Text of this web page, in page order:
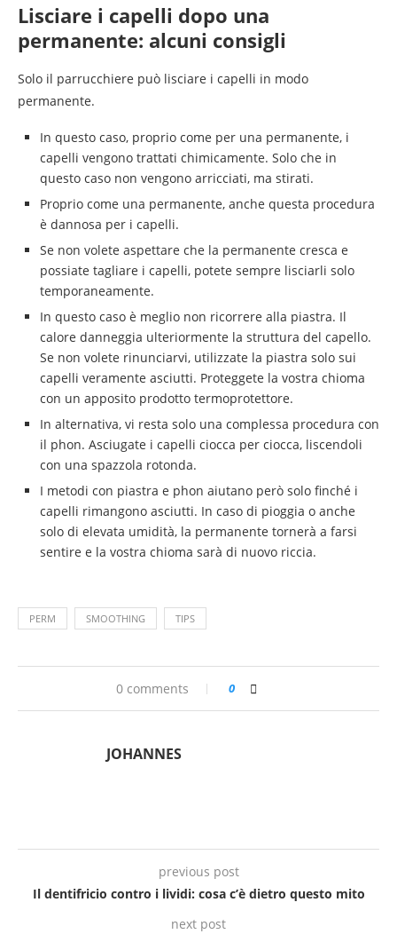
Lisciare i capelli dopo una
permanente: alcuni consigli
Solo il parrucchiere può lisciare i capelli in modo
permanente.
In questo caso, proprio come per una permanente, i
capelli vengono trattati chimicamente. Solo che in
questo caso non vengono arricciati, ma stirati.
Proprio come una permanente, anche questa procedura
è dannosa per i capelli.
Se non volete aspettare che la permanente cresca e
possiate tagliare i capelli, potete sempre lisciarli solo
temporaneamente.
In questo caso è meglio non ricorrere alla piastra. Il
calore danneggia ulteriormente la struttura del capello.
Se non volete rinunciarvi, utilizzate la piastra solo sui
capelli veramente asciutti. Proteggete la vostra chioma
con un apposito prodotto termoprotettore.
In alternativa, vi resta solo una complessa procedura con
il phon. Asciugate i capelli ciocca per ciocca, liscendoli
con una spazzola rotonda.
I metodi con piastra e phon aiutano però solo finché i
capelli rimangono asciutti. In caso di pioggia o anche
solo di elevata umidità, la permanente tornerà a farsi
sentire e la vostra chioma sarà di nuovo riccia.
PERM SMOOTHING TIPS
0 comments 0
JOHANNES
previous post
Il dentifricio contro i lividi: cosa c’è dietro questo mito
next post